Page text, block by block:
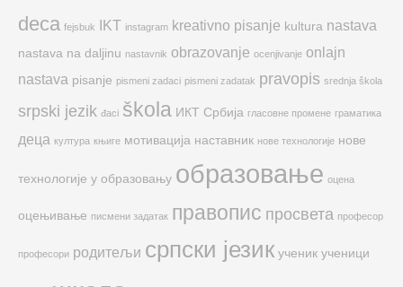
deca fejsbuk IKT instagram kreativno pisanje kultura nastava
nastava na daljinu nastavnik obrazovanje ocenjivanje onlajn
nastava pisanje pismeni zadaci pismeni zadatak pravopis srednja škola
srpski jezik đaci škola ИКТ Србија гласовне промене граматика
деца култура књиге мотивација наставник нове технологије нове
технологије у образовању образовање оцена
оцењивање писмени задатак правопис просвета професор
професори родитељи српски језик ученик ученици